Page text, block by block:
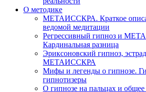
О методике
МЕТАИССКРА. Краткое
ведомой медитации
Регрессивный гипноз и
Кардинальная разница
Эриксоновский гипноз,
МЕТАИССКРА
Мифы и легенды о гипнозе.
гипнотизеры
О гипнозе на пальцах и